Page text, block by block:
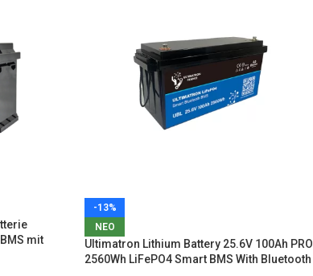
mit
-13%
ΝΕΟ
Ultimatron Lithium Battery 25.6V 100Ah PRO
2560Wh LiFePO4 Smart BMS With Bluetooth